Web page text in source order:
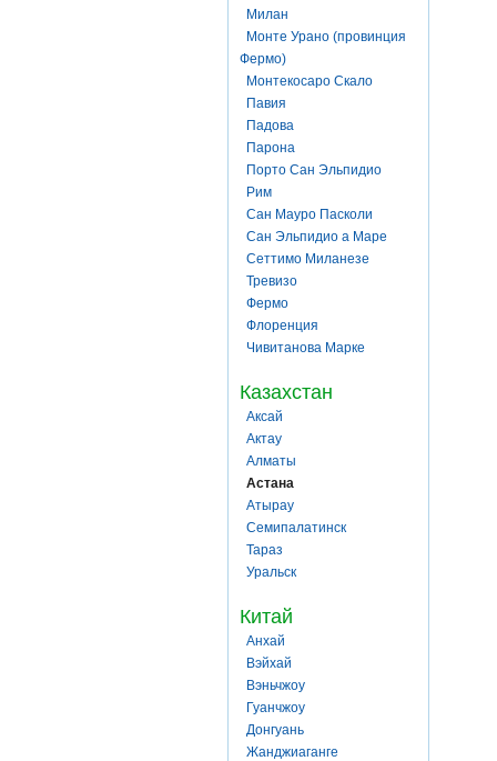
Милан
Монте Урано (провинция
Фермо)
Монтекосаро Скало
Павия
Падова
Парона
Порто Сан Эльпидио
Рим
Сан Мауро Пасколи
Сан Эльпидио а Маре
Сеттимо Миланезе
Тревизо
Фермо
Флоренция
Чивитанова Марке
Казахстан
Аксай
Актау
Алматы
Астана
Атырау
Семипалатинск
Тараз
Уральск
Китай
Анхай
Вэйхай
Вэньчжоу
Гуанчжоу
Донгуань
Жанджиаганге